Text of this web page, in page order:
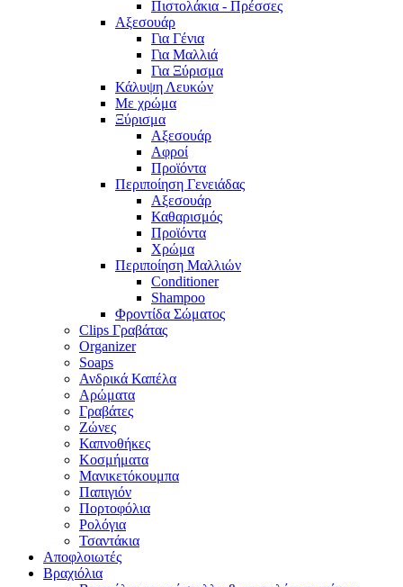
Πιστολάκια - Πρέσσες
Αξεσουάρ
Για Γένια
Για Μαλλιά
Για Ξύρισμα
Κάλυψη Λευκών
Με χρώμα
Ξύρισμα
Αξεσουάρ
Αφροί
Προϊόντα
Περιποίηση Γενειάδας
Αξεσουάρ
Καθαρισμός
Προϊόντα
Χρώμα
Περιποίηση Μαλλιών
Conditioner
Shampoo
Φροντίδα Σώματος
Clips Γραβάτας
Organizer
Soaps
Ανδρικά Καπέλα
Αρώματα
Γραβάτες
Ζώνες
Καπνοθήκες
Κοσμήματα
Μανικετόκουμπα
Παπιγιόν
Πορτοφόλια
Ρολόγια
Τσαντάκια
Αποφλοιωτές
Βραχιόλια